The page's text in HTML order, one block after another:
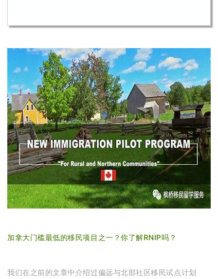
加拿大门槛最低的移民项目之一？你了解RNIP吗？
我们在之前的文章中介绍过偏远与北部社区移民试点计划